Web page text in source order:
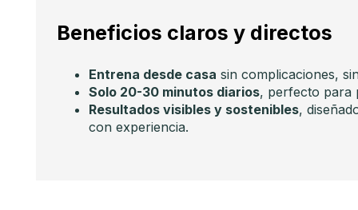
Beneficios claros y directos
Entrena desde casa sin complicaciones,
Solo 20-30 minutos diarios, perfecto para
Resultados visibles y sostenibles,
con experiencia.